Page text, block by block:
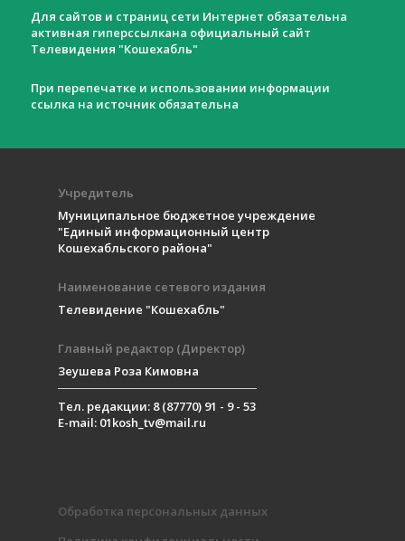
Для сайтов и страниц сети Интернет обязательна
активная гиперссылкана официальный сайт
Телевидения "Кошехабль"
При перепечатке и использовании информации
ссылка на источник обязательна
Учредитель
Муниципальное бюджетное учреждение
"Единый информационный центр
Кошехабльского района"
Наименование сетевого издания
Телевидение "Кошехабль"
Главный редактор (Директор)
Зеушева Роза Кимовна
Тел. редакции: 8 (87770) 91 - 9 - 53
E-mail: 01kosh_tv@mail.ru
Обработка персональных данных